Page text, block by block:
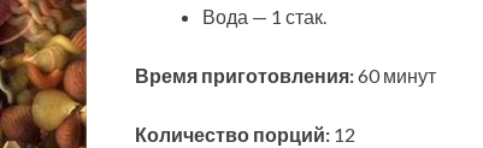
Вода — 1 стак.
Время приготовления:60 минут
Количество порций: 12